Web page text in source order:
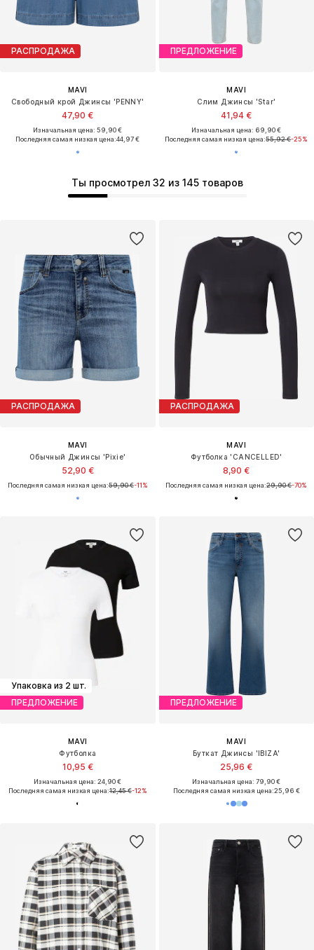
Ты просмотрел 32 из 145 товаров
РАСПРОДАЖА
MAVI
Свободный крой Джинсы 'PENNY'
47,90 €
Изначальная цена: 59,90 €
Последняя самая низкая цена:44,97 €
ПРЕДЛОЖЕНИЕ
MAVI
Слим Джинсы 'Star'
41,94 €
Изначальная цена: 69,90 €
Последняя самая низкая цена:55,92 €-25%
РАСПРОДАЖА
MAVI
Обычный Джинсы 'Pixie'
52,90 €
Последняя самая низкая цена:59,90 €-11%
РАСПРОДАЖА
MAVI
Футболка 'CANCELLED'
8,90 €
Последняя самая низкая цена:29,90 €-70%
Упаковка из 2 шт.
ПРЕДЛОЖЕНИЕ
MAVI
Футболка
10,95 €
Изначальная цена: 24,90 €
Последняя самая низкая цена:12,45 €-12%
ПРЕДЛОЖЕНИЕ
MAVI
Буткат Джинсы 'IBIZA'
25,96 €
Изначальная цена: 79,90 €
Последняя самая низкая цена:25,96 €